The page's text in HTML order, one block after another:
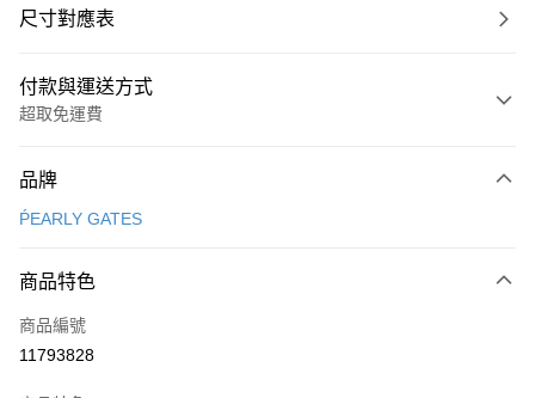
尺寸對應表
付款與運送方式
超取免運費
信用卡一次付款
LINE Pay
Apple Pay
品牌
ṔEARLY GATES
商品特色
商品編號
11793828